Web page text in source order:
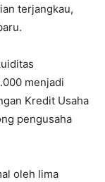
terjangkau,
menjadi
Kredit Usaha
pengusaha
oleh lima